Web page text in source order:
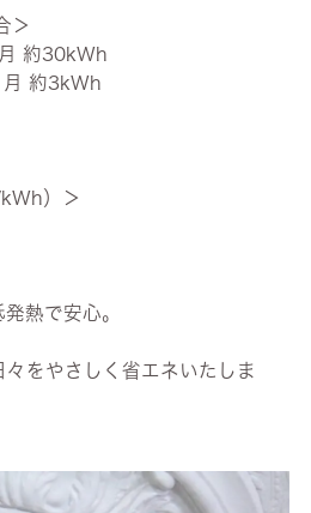
＞
約30kWh
約3kWh
）＞
熱で安心。
をやさしく省エネいたしま